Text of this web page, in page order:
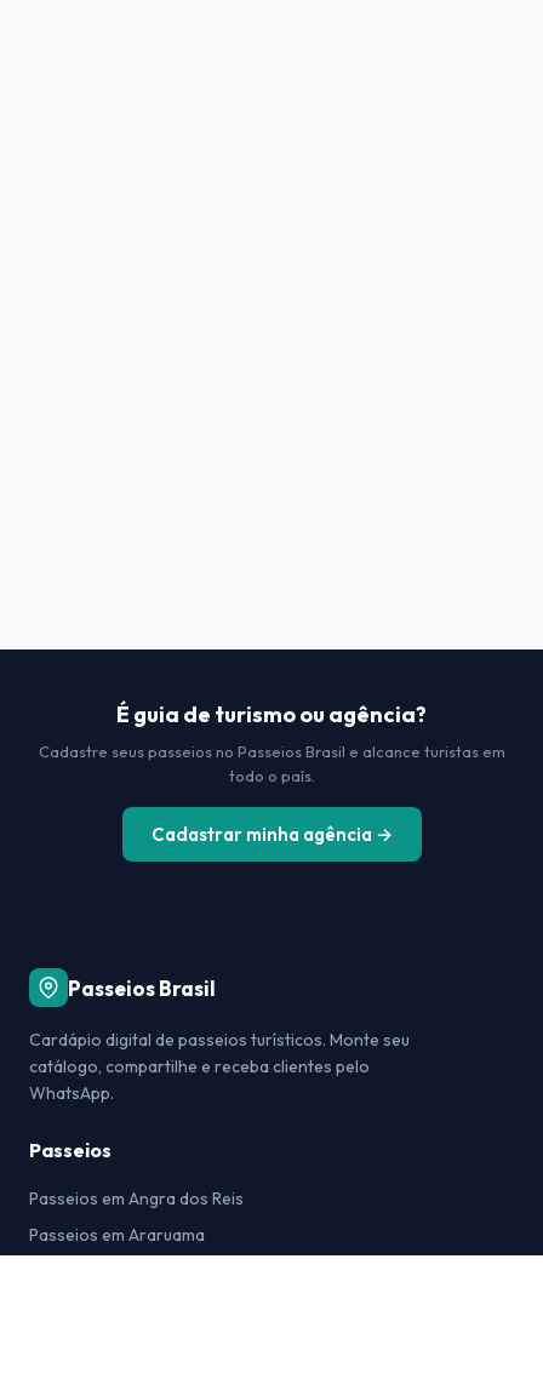
É guia de turismo ou agência?
Cadastre seus passeios no Passeios Brasil e alcance turistas em
todo o país.
Cadastrar minha agência →
Passeios Brasil
Cardápio digital de passeios turísticos. Monte seu
catálogo, compartilhe e receba clientes pelo
WhatsApp.
Passeios
Passeios em Angra dos Reis
Passeios em Araruama